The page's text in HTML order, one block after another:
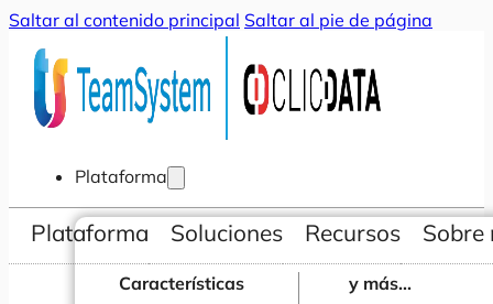
Saltar al contenido principal Saltar al pie de página
Plataforma
Características
y más...
Plataforma Soluciones Recursos Sobre